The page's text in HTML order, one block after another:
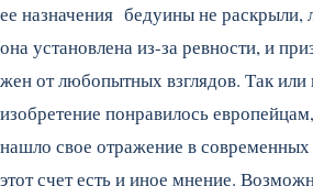
ее назначения бедуины не раскрыли,
она установлена из-за ревности, и
жен от любопытных взглядов. Так или
изобретение понравилось
нашло свое отражение в
этот счет есть и иное мнение.